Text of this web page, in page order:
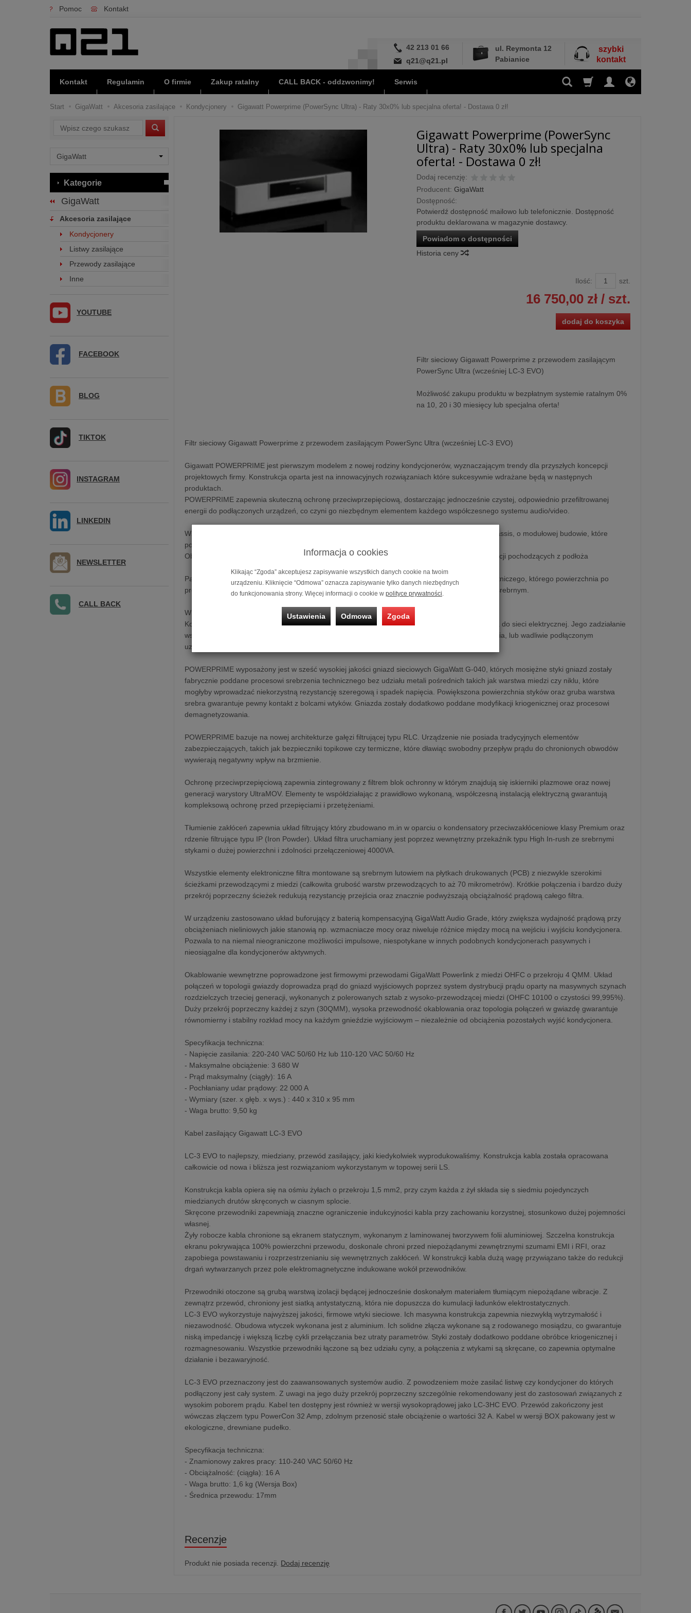
Pomoc Kontakt
42 213 01 66
q21@q21.pl
ul. Reymonta 12
Pabianice
szybki
kontakt
Kontakt Regulamin O firmie Zakup ratalny CALL BACK - oddzwonimy! Serwis
Start GigaWatt Akcesoria zasilające Kondycjonery Gigawatt Powerprime (PowerSync Ultra) - Raty 30x0% lub specjalna oferta! - Dostawa 0 zł!
Gigawatt Powerprime (PowerSync
Ultra) - Raty 30x0% lub specjalna
oferta! - Dostawa 0 zł!
Dodaj recenzję:
Producent: GigaWatt
Dostępność:
Potwierdź dostępność mailowo lub telefonicznie. Dostępność
produktu deklarowana w magazynie dostawcy.
Powiadom o dostępności
Historia ceny
Ilość: szt.
16 750,00 zł/ szt.
dodaj do koszyka
Filtr sieciowy Gigawatt Powerprime z przewodem zasilającym
PowerSync Ultra (wcześniej LC-3 EVO)
Możliwość zakupu produktu w bezpłatnym systemie ratalnym 0%
na 10, 20 i 30 miesięcy lub specjalna oferta!
Filtr sieciowy Gigawatt Powerprime z przewodem zasilającym PowerSync Ultra (wcześniej LC-3 EVO)
Gigawatt POWERPRIME jest pierwszym modelem z nowej rodziny kondycjonerów, wyznaczającym trendy dla przyszłych koncepcji
projektowych firmy. Konstrukcja oparta jest na innowacyjnych rozwiązaniach które sukcesywnie wdrażane będą w następnych
produktach.
POWERPRIME zapewnia skuteczną ochronę przeciwprzepięciową, dostarczając jednocześnie czystej, odpowiednio przefiltrowanej
energii do podłączonych urządzeń, co czyni go niezbędnym elementem każdego współczesnego systemu audio/video.
Wszystkie elementy urządzenia zamontowane są w nowym, sztywnym, stalowo-aluminiowym chassis, o modułowej budowie, które
pozwala na montaż gniazd w różnych standardach.
Obudowa spoczywa na antywibracyjnych nóżkach, które izolują urządzenie niepożądanych wibracji pochodzących z podłoża
Panel frontowy kondycjonera, o nowym wzornictwie, wykonany jest z grubego płata aluminium lotniczego, którego powierzchnia po
precyzyjnym wyfrezowaniu jest anodowana w dwóch wariantach kolorystycznych – czarnym lub srebrnym.
W centralnej części frontu umieszczony jest wskaźnik włączenia filtra.
Kondycjoner wyposażony jest także w układ sygnalizujący nieprawidłowe podłączenie urządzenia do sieci elektrycznej. Jego zadziałanie
wskazuje umieszczona z tyłu czerwona dioda LED, informująca o niewłaściwej polaryzacji zasilania, lub wadliwie podłączonym
uziemieniu, czy jego braku.
POWERPRIME wyposażony jest w sześć wysokiej jakości gniazd sieciowych GigaWatt G-040, których mosiężne styki gniazd zostały
fabrycznie poddane procesowi srebrzenia technicznego bez udziału metali pośrednich takich jak warstwa miedzi czy niklu, które
mogłyby wprowadzać niekorzystną rezystancję szeregową i spadek napięcia. Powiększona powierzchnia styków oraz gruba warstwa
srebra gwarantuje pewny kontakt z bolcami wtyków. Gniazda zostały dodatkowo poddane modyfikacji kriogenicznej oraz procesowi
demagnetyzowania.
POWERPRIME bazuje na nowej architekturze gałęzi filtrującej typu RLC. Urządzenie nie posiada tradycyjnych elementów
zabezpieczających, takich jak bezpieczniki topikowe czy termiczne, które dławiąc swobodny przepływ prądu do chronionych obwodów
wywierają negatywny wpływ na brzmienie.
Ochronę przeciwprzepięciową zapewnia zintegrowany z filtrem blok ochronny w którym znajdują się iskierniki plazmowe oraz nowej
generacji warystory UltraMOV. Elementy te współdziałając z prawidłowo wykonaną, współczesną instalacją elektryczną gwarantują
kompleksową ochronę przed przepięciami i przetężeniami.
Tłumienie zakłóceń zapewnia układ filtrujący który zbudowano m.in w oparciu o kondensatory przeciwzakłóceniowe klasy Premium oraz
rdzenie filtrujące typu IP (Iron Powder). Układ filtra uruchamiany jest poprzez wewnętrzny przekaźnik typu High In-rush ze srebrnymi
stykami o dużej powierzchni i zdolności przełączeniowej 4000VA.
Wszystkie elementy elektroniczne filtra montowane są srebrnym lutowiem na płytkach drukowanych (PCB) z niezwykle szerokimi
ścieżkami przewodzącymi z miedzi (całkowita grubość warstw przewodzących to aż 70 mikrometrów). Krótkie połączenia i bardzo duży
przekrój poprzeczny ścieżek redukują rezystancję przejścia oraz znacznie podwyższają obciążalność prądową całego filtra.
W urządzeniu zastosowano układ buforujący z baterią kompensacyjną GigaWatt Audio Grade, który zwiększa wydajność prądową przy
obciążeniach nieliniowych jakie stanowią np. wzmacniacze mocy oraz niweluje różnice między mocą na wejściu i wyjściu kondycjonera.
Pozwala to na niemal nieograniczone możliwości impulsowe, niespotykane w innych podobnych kondycjonerach pasywnych i
nieosiągalne dla kondycjonerów aktywnych.
Okablowanie wewnętrzne poprowadzone jest firmowymi przewodami GigaWatt Powerlink z miedzi OHFC o przekroju 4 QMM. Układ
połączeń w topologii gwiazdy doprowadza prąd do gniazd wyjściowych poprzez system dystrybucji prądu oparty na masywnych szynach
rozdzielczych trzeciej generacji, wykonanych z polerowanych sztab z wysoko-przewodzącej miedzi (OHFC 10100 o czystości 99,995%).
Duży przekrój poprzeczny każdej z szyn (30QMM), wysoka przewodność okablowania oraz topologia połączeń w gwiazdę gwarantuje
równomierny i stabilny rozkład mocy na każdym gnieździe wyjściowym – niezależnie od obciążenia pozostałych wyjść kondycjonera.
Specyfikacja techniczna:
- Napięcie zasilania: 220-240 VAC 50/60 Hz lub 110-120 VAC 50/60 Hz
- Maksymalne obciążenie: 3 680 W
- Prąd maksymalny (ciągły): 16 A
- Pochłaniany udar prądowy: 22 000 A
- Wymiary (szer. x głęb. x wys.) : 440 x 310 x 95 mm
- Waga brutto: 9,50 kg
Kabel zasilający Gigawatt LC-3 EVO
LC-3 EVO to najlepszy, miedziany, przewód zasilający, jaki kiedykolwiek wyprodukowaliśmy. Konstrukcja kabla została opracowana
całkowicie od nowa i bliższa jest rozwiązaniom wykorzystanym w topowej serii LS.
Konstrukcja kabla opiera się na ośmiu żyłach o przekroju 1,5 mm2, przy czym każda z żył składa się s siedmiu pojedynczych
miedzianych drutów skręconych w ciasnym splocie.
Skręcone przewodniki zapewniają znaczne ograniczenie indukcyjności kabla przy zachowaniu korzystnej, stosunkowo dużej pojemności
własnej.
Żyły robocze kabla chronione są ekranem statycznym, wykonanym z laminowanej tworzywem folii aluminiowej. Szczelna konstrukcja
ekranu pokrywająca 100% powierzchni przewodu, doskonale chroni przed niepożądanymi zewnętrznymi szumami EMI i RFI, oraz
zapobiega powstawaniu i rozprzestrzenianiu się wewnętrznych zakłóceń. W konstrukcji kabla dużą wagę przywiązano także do redukcji
drgań wytwarzanych przez pole elektromagnetyczne indukowane wokół przewodników.
Przewodniki otoczone są grubą warstwą izolacji będącej jednocześnie doskonałym materiałem tłumiącym niepożądane wibracje. Z
zewnątrz przewód, chroniony jest siatką antystatyczną, która nie dopuszcza do kumulacji ładunków elektrostatycznych.
LC-3 EVO wykorzystuje najwyższej jakości, firmowe wtyki sieciowe. Ich masywna konstrukcja zapewnia niezwykłą wytrzymałość i
niezawodność. Obudowa wtyczek wykonana jest z aluminium. Ich solidne złącza wykonane są z rodowanego mosiądzu, co gwarantuje
niską impedancję i większą liczbę cykli przełączania bez utraty parametrów. Styki zostały dodatkowo poddane obróbce kriogenicznej i
rozmagnesowaniu. Wszystkie przewodniki łączone są bez udziału cyny, a połączenia z wtykami są skręcane, co zapewnia optymalne
działanie i bezawaryjność.
LC-3 EVO przeznaczony jest do zaawansowanych systemów audio. Z powodzeniem może zasilać listwę czy kondycjoner do których
podłączony jest cały system. Z uwagi na jego duży przekrój poprzeczny szczególnie rekomendowany jest do zastosowań związanych z
wysokim poborem prądu. Kabel ten dostępny jest również w wersji wysokoprądowej jako LC-3HC EVO. Przewód zakończony jest
wówczas złączem typu PowerCon 32 Amp, zdolnym przenosić stałe obciążenie o wartości 32 A. Kabel w wersji BOX pakowany jest w
ekologiczne, drewniane pudełko.
Specyfikacja techniczna:
- Znamionowy zakres pracy: 110-240 VAC 50/60 Hz
- Obciążalność: (ciągła): 16 A
- Waga brutto: 1,6 kg (Wersja Box)
- Średnica przewodu: 17mm
Recenzje
Produkt nie posiada recenzji. Dodaj recenzję
Wyszukaj
Kategorie
GigaWatt
Akcesoria zasilające
Kondycjonery
Listwy zasilające
Przewody zasilające
Inne
YOUTUBE
FACEBOOK
BLOG
TIKTOK
INSTAGRAM
LINKEDIN
NEWSLETTER
CALL BACK
Informacja o cookies
Klikając “Zgoda” akceptujesz zapisywanie wszystkich danych cookie na twoim
urządzeniu. Kliknięcie “Odmowa” oznacza zapisywanie tylko danych niezbędnych
do funkcjonowania strony. Więcej informacji o cookie w polityce prywatności.
Ustawienia Odmowa Zgoda